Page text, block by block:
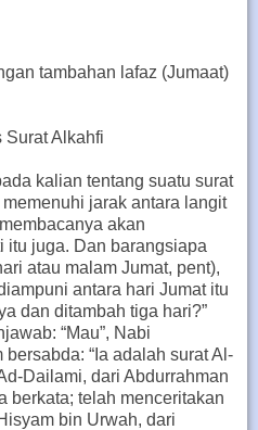
tambahan lafaz (Jumaat)
Alkahfi
kalian tentang suatu surat
jarak antara langit
akan
itu juga. Dan barangsiapa
atau malam Jumat, pent),
antara hari Jumat itu
dan ditambah tiga hari?”
“Mau”, Nabi
“Ia adalah surat Al-
Dailami, dari Abdurrahman
berkata; telah menceritakan
bin Urwah, dari